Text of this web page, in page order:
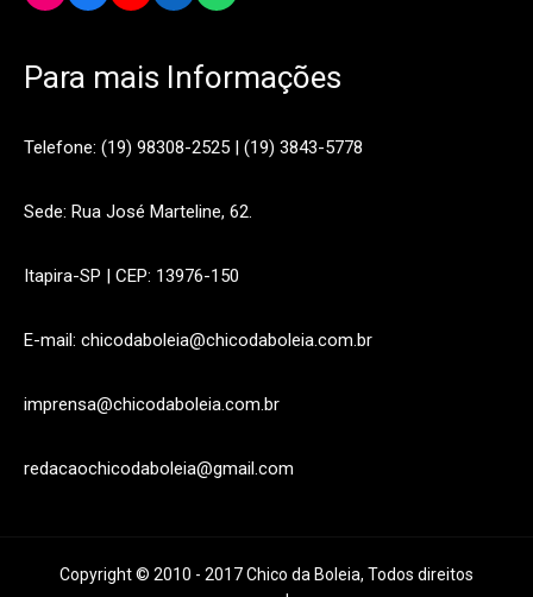
Para mais Informações
Telefone: (19) 98308-2525 | (19) 3843-5778
Sede: Rua José Marteline, 62.
Itapira-SP | CEP: 13976-150
E-mail: chicodaboleia@chicodaboleia.com.br
imprensa@chicodaboleia.com.br
redacaochicodaboleia@gmail.com
Copyright © 2010 - 2017 Chico da Boleia, Todos direitos